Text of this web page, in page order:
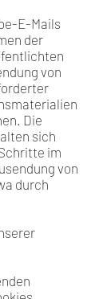
E-Mails
der
von
Die
sich
im
von
durch